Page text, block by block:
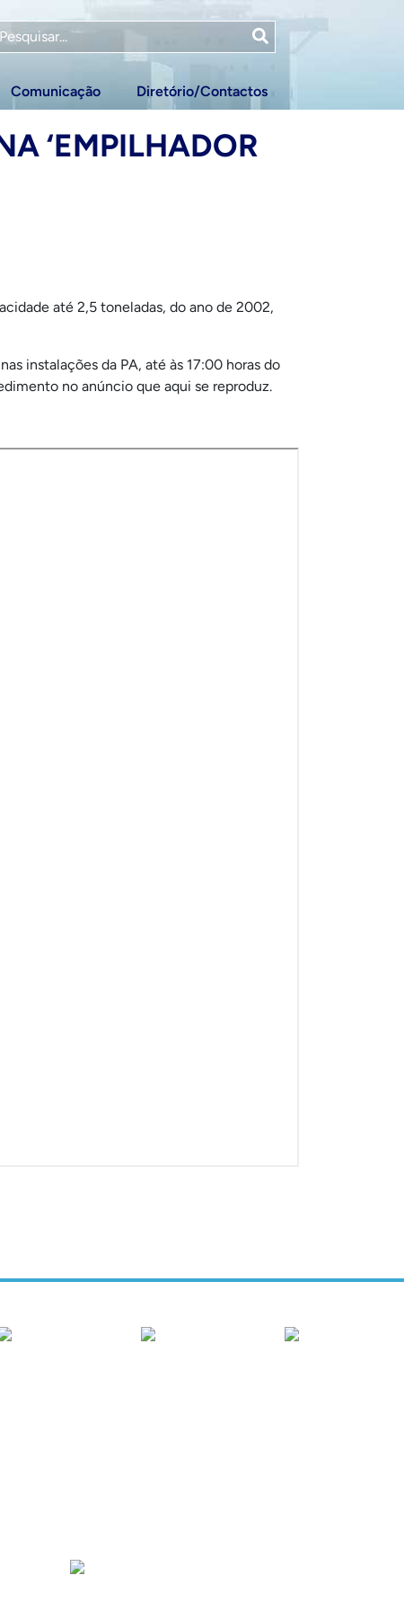
Comunicação Diretório/Contactos
‘EMPILHADOR
até 2,5 toneladas, do ano de 2002,
instalações da PA, até às 17:00 horas do
no anúncio que aqui se reproduz.